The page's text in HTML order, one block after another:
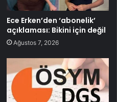
Ece Erken’den ‘abonelik’
açıklaması: Bikini için değil
Ağustos 7, 2026